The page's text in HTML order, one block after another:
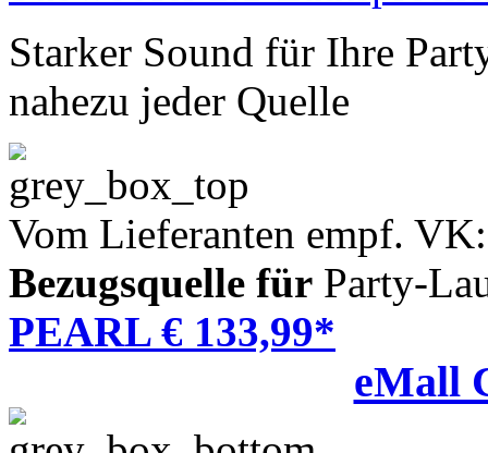
Starker Sound für Ihre
nahezu jeder Quelle
Vom Lieferanten empf.
Bezugsquelle für Party-
PEARL € 133,99*
eMall